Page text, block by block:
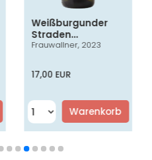
Weißburgunder
Straden
Vulkanland
Frauwallner, 2023
17,00 EUR
Warenkorb